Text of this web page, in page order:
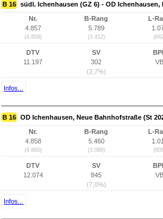
B 16 südl. Ichenhausen (GZ 6) - OD Ichenhausen,
Nr.
4.857
(4.859)
B-Rang
5.789
(3.412)
L-
DTV
11.197
SV
302
(2,7%)
VB
Infos...
B 16 OD Ichenhausen, Neue Bahnhofstraße (St
Nr.
4.858
(4.860)
B-Rang
5.460
(3.088)
L-
DTV
12.074
SV
845
(7,0%)
VB
Infos...